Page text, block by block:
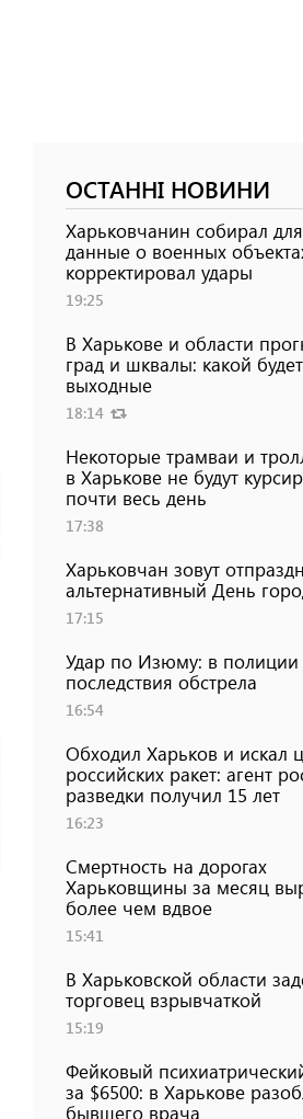
ОСТАННІ НОВИНИ
Харьковчанин собирал
данные о военных
корректировал удары
19:25
В Харькове и области
град и шквалы: какой
выходные
18:14
Некоторые трамваи и
в Харькове не будут
почти весь день
17:38
Харьковчан зовут
альтернативный День
17:15
Удар по Изюму: в полиции
последствия обстрела
16:54
Обходил Харьков и искал
российских ракет: агент
разведки получил 15 лет
16:23
Смертность на дорогах
Харьковщины за месяц
более чем вдвое
15:41
В Харьковской области
торговец взрывчаткой
15:19
Фейковый
за $6500: в Харькове
бывшего врача